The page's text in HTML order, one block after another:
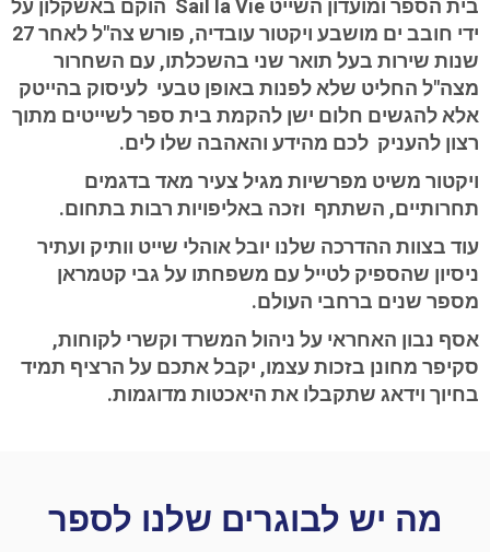
בית הספר ומועדון השייט Sail la Vie הוקם באשקלון על
ידי חובב ים מושבע ויקטור עובדיה, פורש צה"ל לאחר 27
שנות שירות בעל תואר שני בהשכלתו, עם השחרור
מצה"ל החליט שלא לפנות באופן טבעי לעיסוק בהייטק
אלא להגשים חלום ישן להקמת בית ספר לשייטים מתוך
רצון להעניק לכם מהידע והאהבה שלו לים.
ויקטור משיט מפרשיות מגיל צעיר מאד בדגמים
תחרותיים, השתתף וזכה באליפויות רבות בתחום.
עוד בצוות ההדרכה שלנו יובל אוהלי שייט וותיק ועתיר
ניסיון שהספיק לטייל עם משפחתו על גבי קטמראן
מספר שנים ברחבי העולם.
אסף נבון האחראי על ניהול המשרד וקשרי לקוחות,
סקיפר מחונן בזכות עצמו, יקבל אתכם על הרציף תמיד
בחיוך וידאג שתקבלו את היאכטות מדוגמות.
מה יש לבוגרים שלנו לספר